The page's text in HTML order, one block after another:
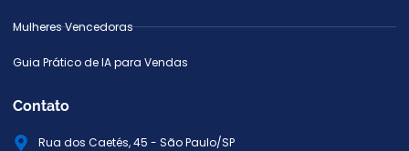
Mulheres Vencedoras
Guia Prático de IA para Vendas
Contato
Rua dos Caetés, 45 - São Paulo/SP